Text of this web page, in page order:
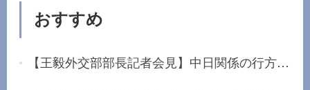
おすすめ
【王毅外交部部長記者会見】中日関係の行方は日本...